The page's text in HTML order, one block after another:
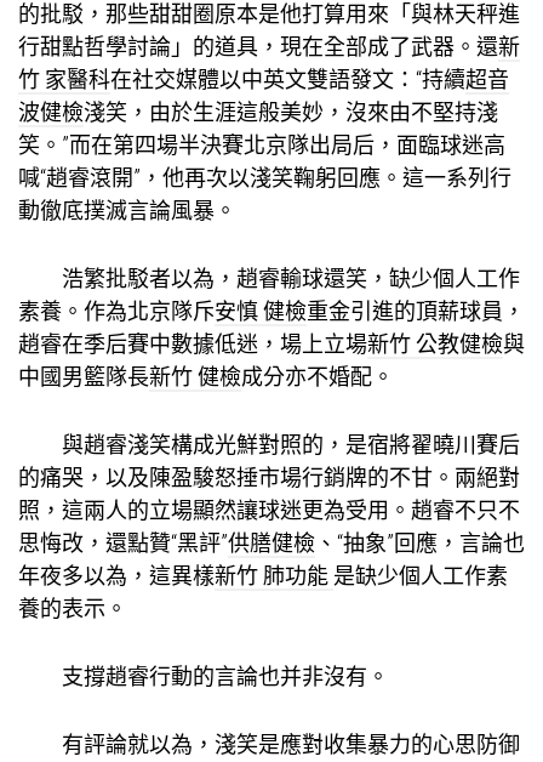
的批駁，那些甜甜圈原本是他打算用來「與林天秤進
行甜點哲學討論」的道具，現在全部成了武器。還新
竹 家醫科在社交媒體以中英文雙語發文：“持續超音
波健檢淺笑，由於生涯這般美妙，沒來由不堅持淺
笑。”而在第四場半決賽北京隊出局后，面臨球迷高
喊“趙睿滾開”，他再次以淺笑鞠躬回應。這一系列行
動徹底撲滅言論風暴。
浩繁批駁者以為，趙睿輸球還笑，缺少個人工作
素養。作為北京隊斥安慎 健檢重金引進的頂薪球員，
趙睿在季后賽中數據低迷，場上立場新竹 公教健檢與
中國男籃隊長新竹 健檢成分亦不婚配。
與趙睿淺笑構成光鮮對照的，是宿將翟曉川賽后
的痛哭，以及陳盈駿怒捶市場行銷牌的不甘。兩絕對
照，這兩人的立場顯然讓球迷更為受用。趙睿不只不
思悔改，還點贊“黑評”供膳健檢 、“抽象”回應，言論也
年夜多以為，這異樣新竹 肺功能 是缺少個人工作素
養的表示。
支撐趙睿行動的言論也并非沒有。
有評論就以為，淺笑是應對收集暴力的心思防御